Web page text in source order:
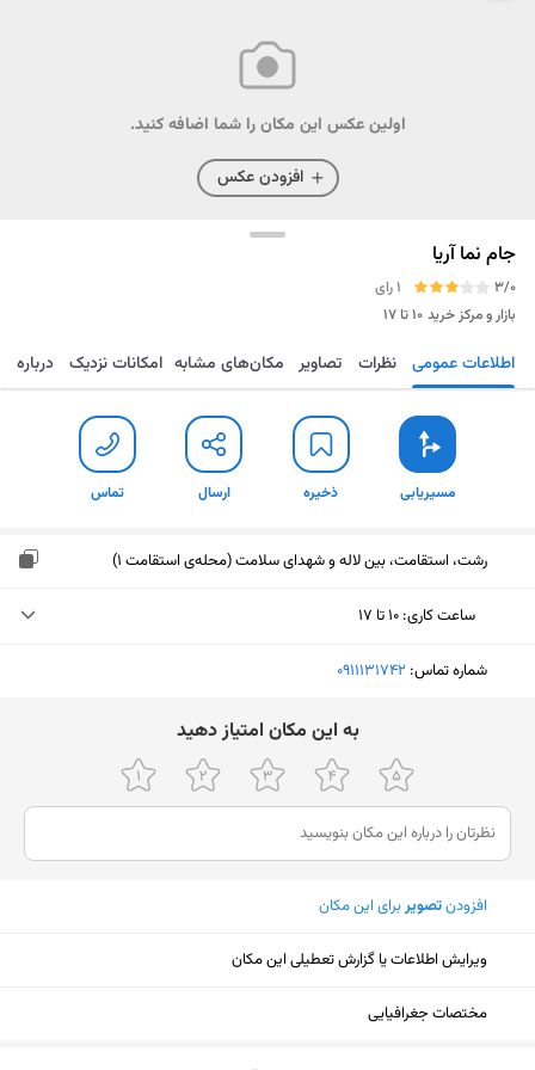
اولین عکس این مکان را شما اضافه کنید.
افزودن عکس
جام نما آریا
3/0
1 رای
بازار و مرکز خرید ۱۰ تا ۱۷
مسیریابی ذخیره ارسال تماس اطلاعات عمومی نظرات تصاویر مکان‌های مشابه امکانات نزدیک درباره
مسیریابی ذخیره ارسال تماس
رشت، استقامت، بین لاله و شهدای سلامت (محله‌ی استقامت ۱)
ساعت کاری: ۱۰ تا ۱۷
دوشنبه (امروز)
پنجشنبه
۱۰ تا ۱۷
جمعه
تعطیل
شنبه
یکشنبه
شماره تماس: ‎0911131742
ﺑﻪ اﯾﻦ ﻣﮑﺎن اﻣﺘﯿﺎز دﻫﯿﺪ
افزودنتصویربرای این مکان
ویرایش اطلاعات یا گزارش تعطیلی این مکان
مختصات جغرافیایی